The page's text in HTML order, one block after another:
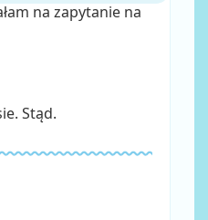
na zapytanie na
Stąd.